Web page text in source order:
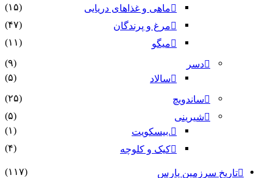
ماهی و غذاهای دریایی
(۱۵)
مرغ و پرندگان
(۴۷)
میگو
(۱۱)
دسر
(۹)
سالاد
(۵)
ساندویچ
(۲۵)
شیرینی
(۵)
.بیسکویت
(۱)
کیک و کلوچه
(۴)
تاریخ سرزمین پارس
(۱۱۷)